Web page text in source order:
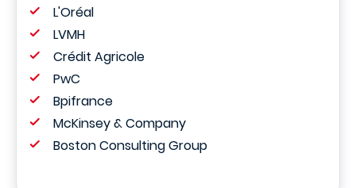
L'Oréal
LVMH
Crédit Agricole
PwC
Bpifrance
McKinsey & Company
Boston Consulting Group